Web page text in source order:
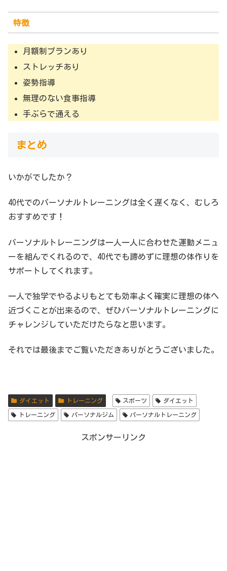
特徴
月額制プランあり
ストレッチあり
姿勢指導
無理のない食事指導
手ぶらで通える
まとめ
いかがでしたか？
40代でのパーソナルトレーニングは全く遅くなく、むしろ
おすすめです！
パーソナルトレーニングは一人一人に合わせた運動メニュ
ーを組んでくれるので、40代でも諦めずに理想の体作りを
サポートしてくれます。
一人で独学でやるよりもとても効率よく確実に理想の体へ
近づくことが出来るので、ぜひパーソナルトレーニングに
チャレンジしていただけたらなと思います。
それでは最後までご覧いただきありがとうございました。
ダイエット トレーニング スポーツ ダイエット
トレーニング パーソナルジム パーソナルトレーニング
スポンサーリンク